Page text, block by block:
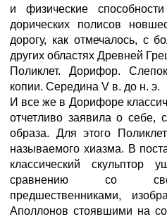
и физические
дорических полисов
дорогу, как отмечалось, с
других областях Древней
Поликлет. Дорифор.
копии. Середина V в. до н. э.
И все же в Дорифоре
отчетливо заявила о себе,
образа. Для этого
называемого хиазма. В
классический
сравнению со
предшественниками,
Аполлонов стоявшими на